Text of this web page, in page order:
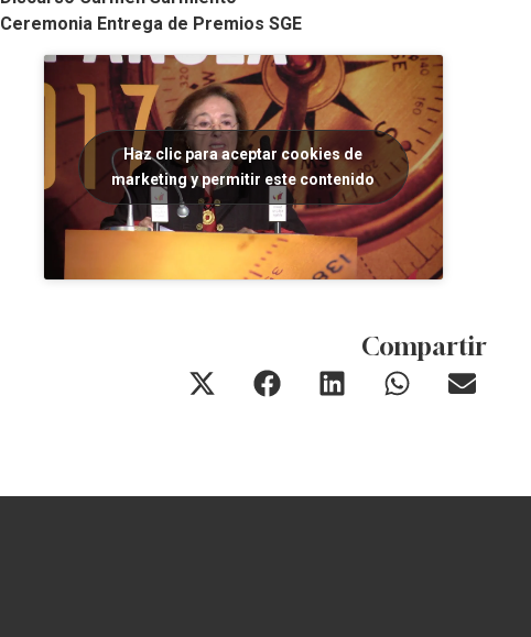
Ceremonia Entrega de Premios SGE
Haz clic para aceptar cookies de
marketing y permitir este contenido
Compartir